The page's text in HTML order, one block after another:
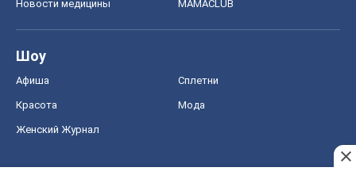
Новости медицины MAMACLUB
Шоу
Афиша Сплетни
Красота Мода
Женский Журнал